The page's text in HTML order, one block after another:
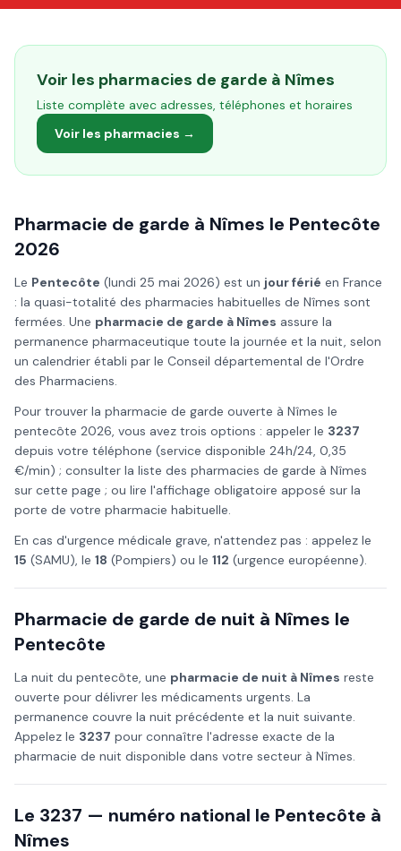
Voir les pharmacies de garde à Nîmes
Liste complète avec adresses, téléphones et horaires
Voir les pharmacies →
Pharmacie de garde à Nîmes le Pentecôte
2026
Le Pentecôte (lundi 25 mai 2026) est un jour férié en France
: la quasi-totalité des pharmacies habituelles de Nîmes sont
fermées. Une pharmacie de garde à Nîmes assure la
permanence pharmaceutique toute la journée et la nuit, selon
un calendrier établi par le Conseil départemental de l'Ordre
des Pharmaciens.
Pour trouver la pharmacie de garde ouverte à Nîmes le
pentecôte 2026, vous avez trois options : appeler le 3237
depuis votre téléphone (service disponible 24h/24, 0,35
€/min) ; consulter la liste des pharmacies de garde à Nîmes
sur cette page ; ou lire l'affichage obligatoire apposé sur la
porte de votre pharmacie habituelle.
En cas d'urgence médicale grave, n'attendez pas : appelez le
15 (SAMU), le 18 (Pompiers) ou le 112 (urgence européenne).
Pharmacie de garde de nuit à Nîmes le
Pentecôte
La nuit du pentecôte, une pharmacie de nuit à Nîmes reste
ouverte pour délivrer les médicaments urgents. La
permanence couvre la nuit précédente et la nuit suivante.
Appelez le 3237 pour connaître l'adresse exacte de la
pharmacie de nuit disponible dans votre secteur à Nîmes.
Le 3237 — numéro national le Pentecôte à
Nîmes